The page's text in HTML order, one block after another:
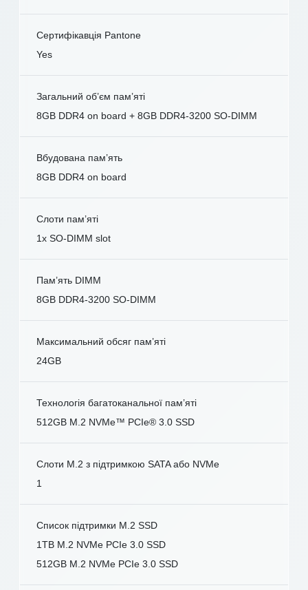
Сертифікавція Pantone
Yes
Загальний об’єм пам’яті
8GB DDR4 on board + 8GB DDR4-3200 SO-DIMM
Вбудована пам’ять
8GB DDR4 on board
Слоти пам’яті
1x SO-DIMM slot
Пам’ять DIMM
8GB DDR4-3200 SO-DIMM
Максимальний обсяг пам’яті
24GB
Технологія багатоканальної пам’яті
512GB M.2 NVMe™ PCIe® 3.0 SSD
Слоти M.2 з підтримкою SATA або NVMe
1
Список підтримки M.2 SSD
1TB M.2 NVMe PCIe 3.0 SSD
512GB M.2 NVMe PCIe 3.0 SSD